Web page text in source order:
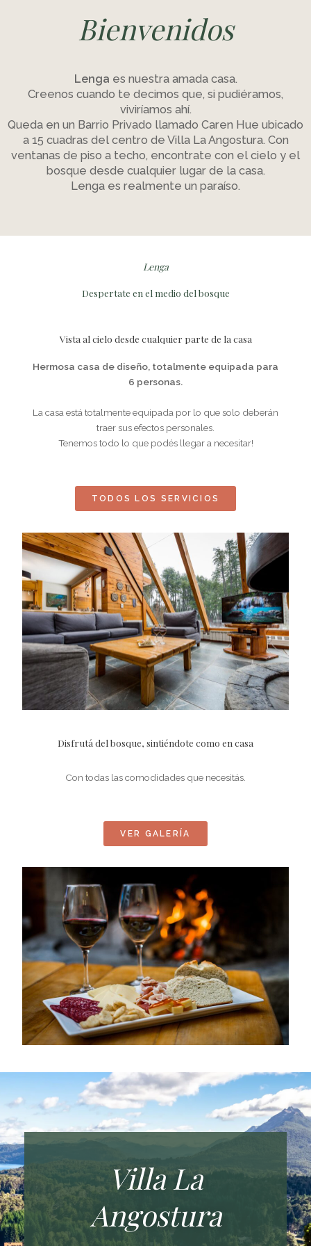
Bienvenidos
Lenga es nuestra amada casa.
Creenos cuando te decimos que, si pudiéramos,
viviríamos ahí.
Queda en un Barrio Privado llamado Caren Hue ubicado
a 15 cuadras del centro de Villa La Angostura. Con
ventanas de piso a techo, encontrate con el cielo y el
bosque desde cualquier lugar de la casa.
Lenga es realmente un paraíso.
Lenga
Despertate en el medio del bosque
Vista al cielo desde cualquier parte de la casa
Hermosa casa de diseño, totalmente equipada para
6 personas.
La casa está totalmente equipada por lo que solo deberán
traer sus efectos personales.
Tenemos todo lo que podés llegar a necesitar!
TODOS LOS SERVICIOS
Disfrutá del bosque, sintiéndote como en casa
Con todas las comodidades que necesitás.
VER GALERÍA
Villa La
Angostura